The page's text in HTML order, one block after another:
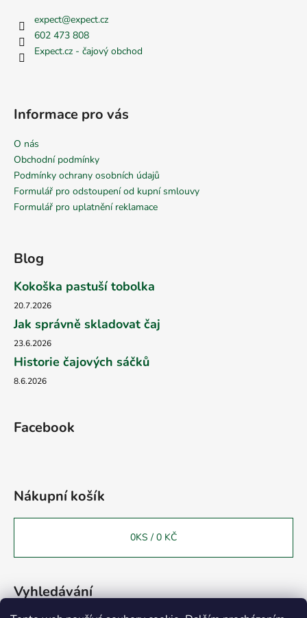
expect@expect.cz
602 473 808
Expect.cz - čajový obchod
Informace pro vás
O nás
Obchodní podmínky
Podmínky ochrany osobních údajů
Formulář pro odstoupení od kupní smlouvy
Formulář pro uplatnění reklamace
Blog
Kokoška pastuší tobolka
20.7.2026
Jak správně skladovat čaj
23.6.2026
Historie čajových sáčků
8.6.2026
Facebook
Nákupní košík
0KS / 0 KČ
Vyhledávání